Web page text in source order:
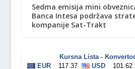
Sedma emisija mini
Banca Intesa podržava
kompanije Sat-Trakt